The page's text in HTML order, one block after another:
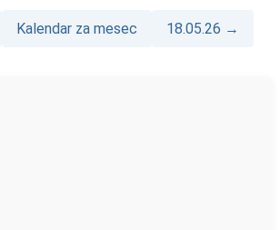
Kalendar za mesec 18.05.26 →